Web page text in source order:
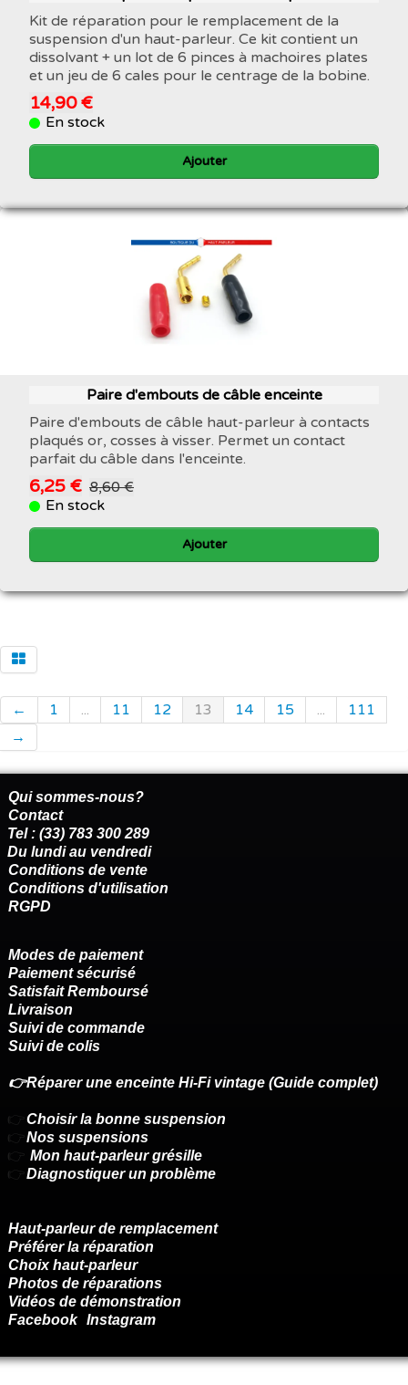
Kit de réparation pour le remplacement de la
suspension d'un haut-parleur. Ce kit contient un
dissolvant + un lot de 6 pinces à machoires plates
et un jeu de 6 cales pour le centrage de la bobine.
14,90 €
En stock
Ajouter
Paire d'embouts de câble enceinte
Paire d'embouts de câble haut-parleur à contacts
plaqués or, cosses à visser. Permet un contact
parfait du câble dans l'enceinte.
6,25 € 8,60 €
En stock
Ajouter
← 1 ... 11 12 13 14 15 ...
111
→
Qui sommes-nous?
Contact
Tel : (33) 783 300 289
Du lundi au vendredi
Conditions de vente
Conditions d'utilisation
RGPD
Modes de paiement
Paiement sécurisé
Satisfait Remboursé
Livraison
Suivi de commande
Suivi de colis
👉Réparer une enceinte Hi-Fi vintage (Guide complet)
👉 Choisir la bonne suspension
👉 Nos suspensions
👉 Mon haut-parleur grésille
👉 Diagnostiquer un problème
Haut-parleur de remplacement
Préférer la réparation
Choix haut-parleur
Photos de réparations
Vidéos de démonstration
Facebook Instagram